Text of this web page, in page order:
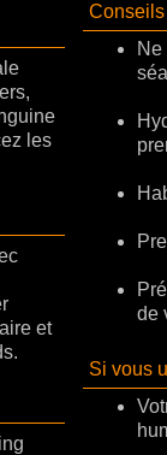
les
et
de
Si vous